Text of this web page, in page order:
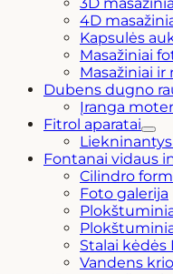
4D
Kapsulės
Masažiniai
Masažiniai ir
Dubens dugno
Įranga
Fitrol aparatai
Fontanai vidaus
Cilindro
Foto galerija
Stalai kėdės
Vandens